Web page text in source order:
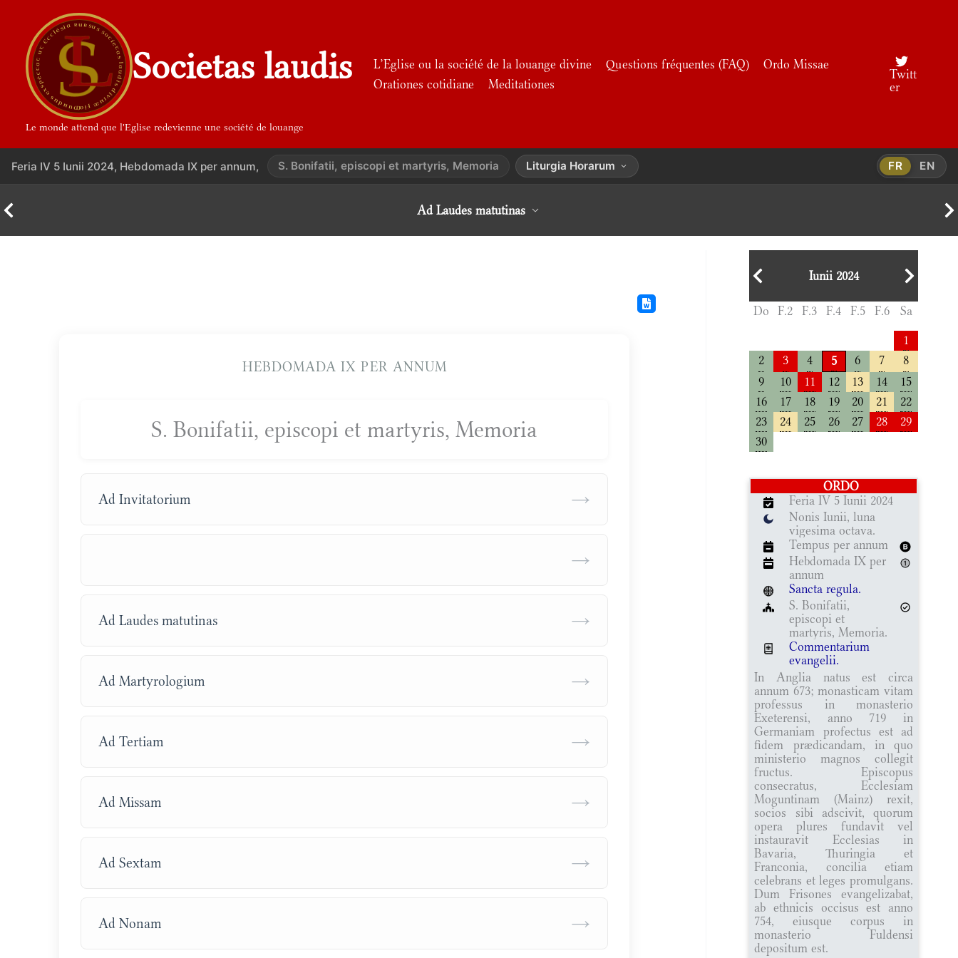
contenu
Societas laudis
Le monde attend que l'Eglise redevienne une société de louange
L’Eglise ou la société de la louange divine Questions fréquentes (FAQ)
Ordo Missae
Orationes cotidiane
Meditationes
Twitt
er
Feria IV 5 Iunii 2024, Hebdomada IX per annum, S. Bonifatii, episcopi et martyris, Memoria Liturgia Horarum FR EN
Ad Laudes matutinas
HEBDOMADA IX PER ANNUM
S. Bonifatii, episcopi et martyris, Memoria
Ad Invitatorium →
→
Ad Laudes matutinas →
Ad Martyrologium →
Ad Tertiam →
Ad Missam →
Ad Sextam →
Ad Nonam →
Iunii 2024
Do F.2 F.3 F.4 F.5 F.6 Sa
1
2
3 4 5 6 7
8
9
10 11 12 13 14
15
16
17 18 19 20 21
22
23
24 25 26 27 28
29
30
ORDO
Feria IV 5 Iunii 2024
Nonis Iunii, luna
vigesima octava.
Tempus per annum
Hebdomada IX per
annum
Sancta regula.
S. Bonifatii,
episcopi et
martyris, Memoria.
Commentarium
evangelii.
In Anglia natus est circa
annum 673; monasticam vitam
professus in monasterio
Exeterensi, anno 719 in
Germaniam profectus est ad
fidem prædicandam, in quo
ministerio magnos collegit
fructus. Episcopus
consecratus, Ecclesiam
Moguntinam (Mainz) rexit,
socios sibi adscivit, quorum
opera plures fundavit vel
instauravit Ecclesias in
Bavaria, Thuringia et
Franconia, concilia etiam
celebrans et leges promulgans.
Dum Frisones evangelizabat,
ab ethnicis occisus est anno
754, eiusque corpus in
monasterio Fuldensi
depositum est.